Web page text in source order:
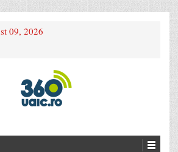
09, 2026